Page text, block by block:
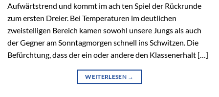
Aufwärtstrend und kommt im ach ten Spiel der Rückrunde
zum ersten Dreier. Bei Temperaturen im deutlichen
zweistelligen Bereich kamen sowohl unsere Jungs als auch
der Gegner am Sonntagmorgen schnell ins Schwitzen. Die
Befürchtung, dass der ein oder andere den Klassenerhalt […]
WEITERLESEN →